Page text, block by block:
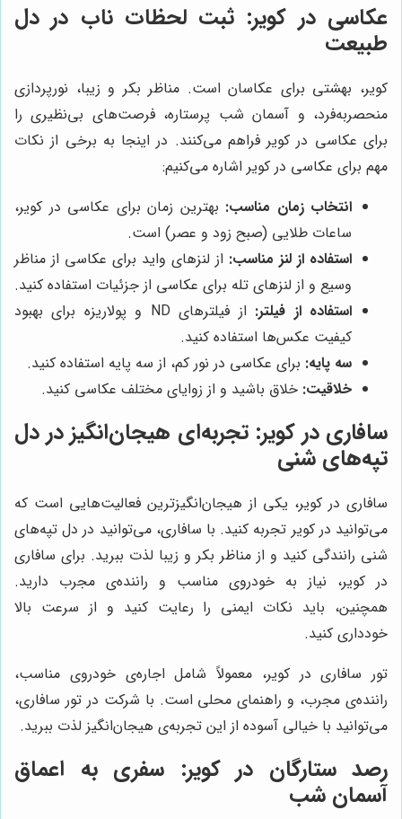
عکاسی در کویر: ثبت لحظات ناب در دل
طبیعت
کویر، بهشتی برای عکاسان است. مناظر بکر و زیبا، نورپردازی
منحصربه‌فرد، و آسمان شب پرستاره، فرصت‌های بی‌نظیری را
برای عکاسی در کویر فراهم می‌کنند. در اینجا به برخی از نکات
مهم برای عکاسی در کویر اشاره می‌کنیم:
انتخاب زمان مناسب: بهترین زمان برای عکاسی در کویر،
ساعات طلایی (صبح زود و عصر) است.
استفاده از لنز مناسب: از لنزهای واید برای عکاسی از مناظر
وسیع و از لنزهای تله برای عکاسی از جزئیات استفاده کنید.
استفاده از فیلتر:
از فیلترهای ND و پولاریزه برای بهبود
کیفیت عکس‌ها استفاده کنید.
سه پایه: برای عکاسی در نور کم، از سه پایه استفاده کنید.
خلاقیت: خلاق باشید و از زوایای مختلف عکاسی کنید.
سافاری در کویر: تجربه‌ای هیجان‌انگیز در دل
تپه‌های شنی
سافاری در کویر، یکی از هیجان‌انگیزترین فعالیت‌هایی است که
می‌توانید در کویر تجربه کنید. با سافاری، می‌توانید در دل تپه‌های
شنی رانندگی کنید و از مناظر بکر و زیبا لذت ببرید. برای سافاری
در کویر، نیاز به خودروی مناسب و راننده‌ی مجرب دارید.
همچنین، باید نکات ایمنی را رعایت کنید و از سرعت بالا
خودداری کنید.
تور سافاری در کویر، معمولاً شامل اجاره‌ی خودروی مناسب،
راننده‌ی مجرب، و راهنمای محلی است. با شرکت در تور سافاری،
می‌توانید با خیالی آسوده از این تجربه‌ی هیجان‌انگیز لذت ببرید.
رصد ستارگان در کویر: سفری به اعماق
آسمان شب